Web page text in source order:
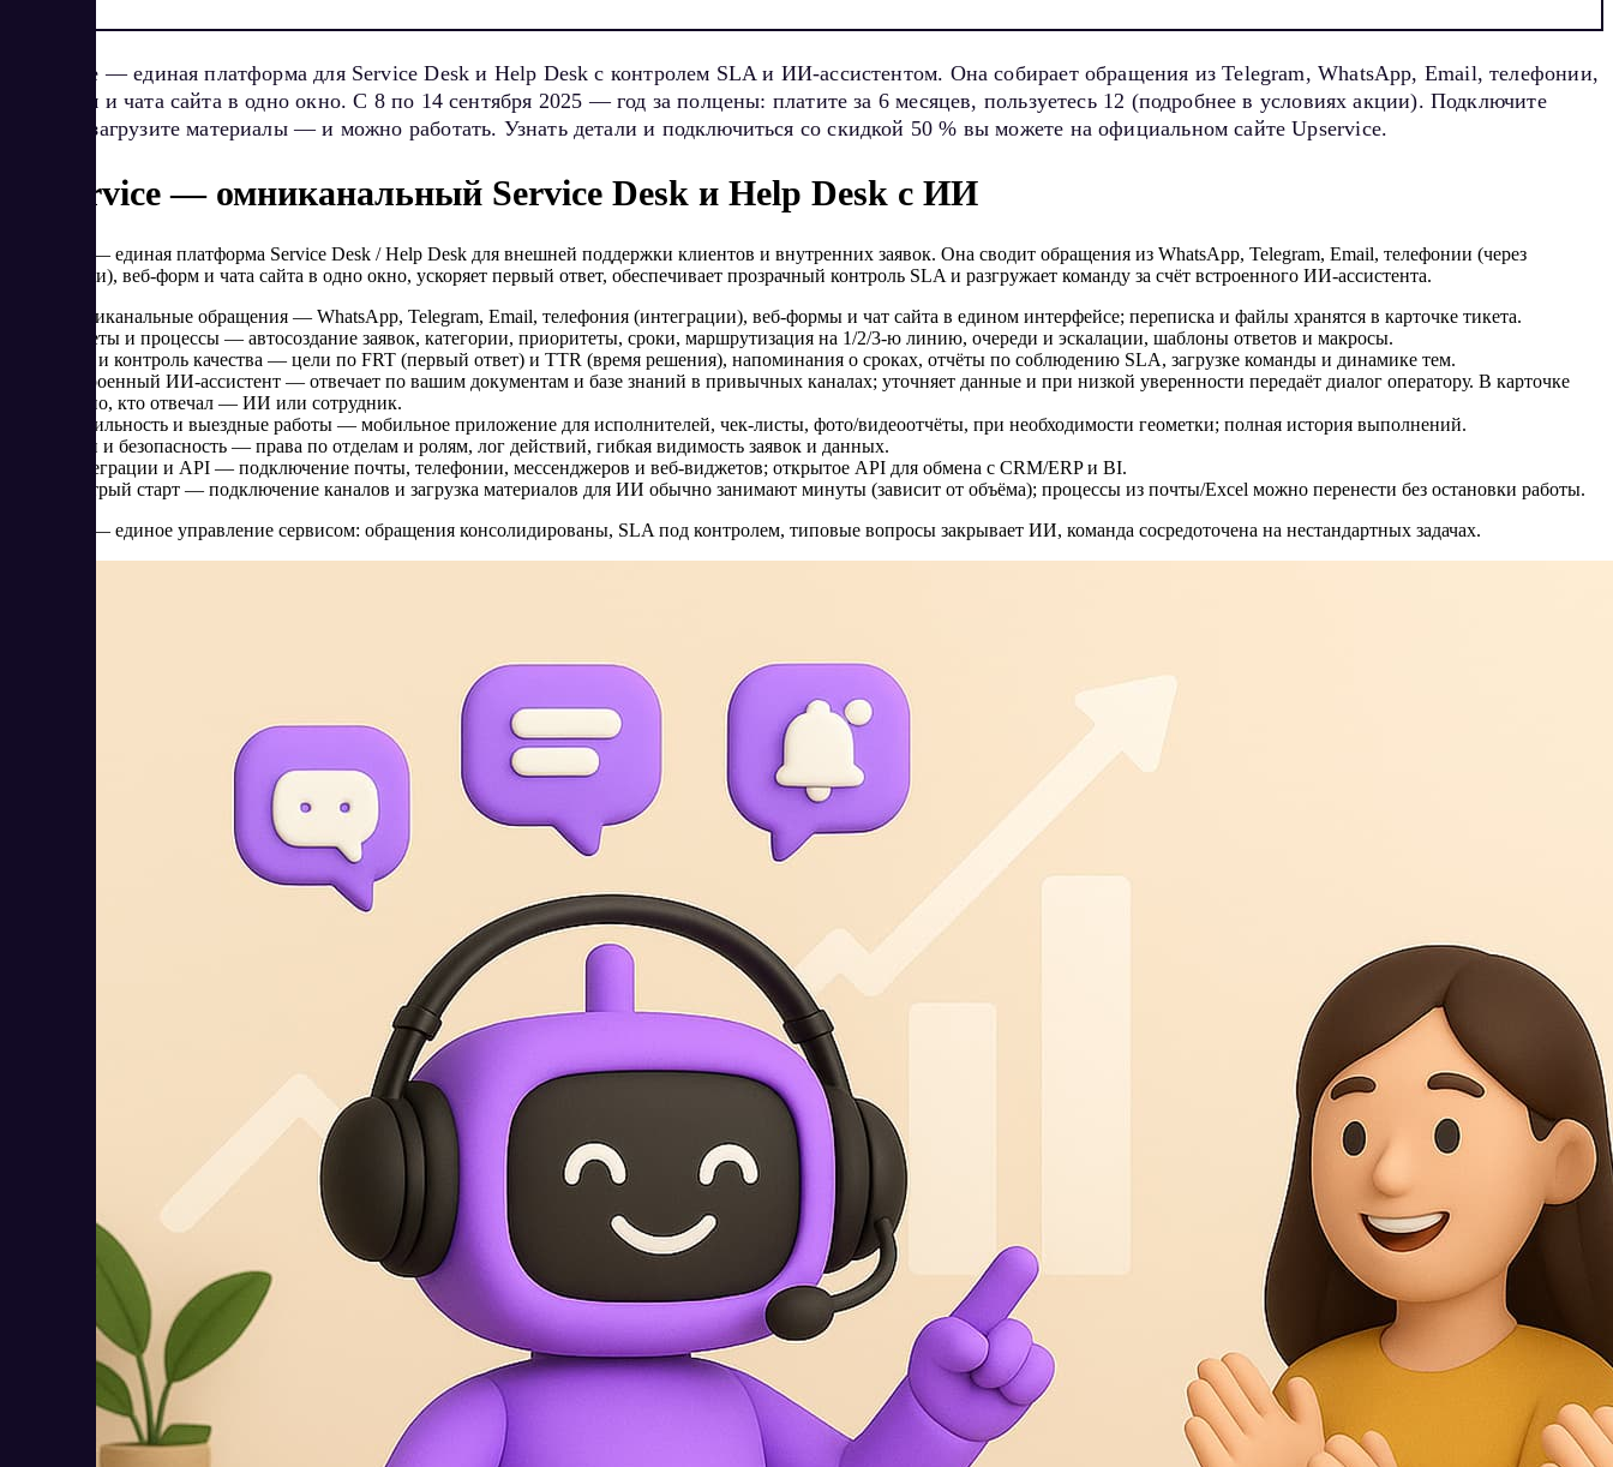
Upservice — единая платформа для Service Desk и Help Desk с контролем SLA и ИИ-ассистентом. Она собирает обращения из Telegram, WhatsApp, Email, телефонии,
веб-форм и чата сайта в одно окно. С 8 по 14 сентября 2025 — год за полцены: платите за 6 месяцев, пользуетесь 12 (подробнее в условиях акции). Подключите
каналы, загрузите материалы — и можно работать. Узнать детали и подключиться со скидкой 50 % вы можете на официальном сайте Upservice.
Upservice — омниканальный Service Desk и Help Desk с ИИ
— единая платформа Service Desk / Help Desk для внешней поддержки клиентов и внутренних заявок. Она сводит обращения из WhatsApp, Telegram, Email, телефонии (через
интеграции), веб-форм и чата сайта в одно окно, ускоряет первый ответ, обеспечивает прозрачный контроль SLA и разгружает команду за счёт встроенного ИИ-ассистента.
Омниканальные обращения — WhatsApp, Telegram, Email, телефония (интеграции), веб-формы и чат сайта в едином интерфейсе; переписка и файлы хранятся в карточке тикета.
Тикеты и процессы — автосоздание заявок, категории, приоритеты, сроки, маршрутизация на 1/2/3-ю линию, очереди и эскалации, шаблоны ответов и макросы.
SLA и контроль качества — цели по FRT (первый ответ) и TTR (время решения), напоминания о сроках, отчёты по соблюдению SLA, загрузке команды и динамике тем.
Встроенный ИИ-ассистент — отвечает по вашим документам и базе знаний в привычных каналах; уточняет данные и при низкой уверенности передаёт диалог оператору. В карточке
видно, кто отвечал — ИИ или сотрудник.
Мобильность и выездные работы — мобильное приложение для исполнителей, чек-листы, фото/видеоотчёты, при необходимости геометки; полная история выполнений.
Роли и безопасность — права по отделам и ролям, лог действий, гибкая видимость заявок и данных.
Интеграции и API — подключение почты, телефонии, мессенджеров и веб-виджетов; открытое API для обмена с CRM/ERP и BI.
Быстрый старт — подключение каналов и загрузка материалов для ИИ обычно занимают минуты (зависит от объёма); процессы из почты/Excel можно перенести без остановки работы.
Результат — единое управление сервисом: обращения консолидированы, SLA под контролем, типовые вопросы закрывает ИИ, команда сосредоточена на нестандартных задачах.